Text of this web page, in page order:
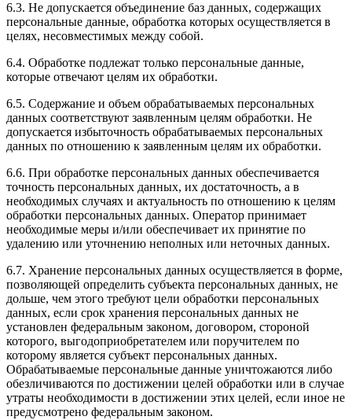
6.3. Не допускается объединение баз данных, содержащих
персональные данные, обработка которых осуществляется в
целях, несовместимых между собой.
6.4. Обработке подлежат только персональные данные,
которые отвечают целям их обработки.
6.5. Содержание и объем обрабатываемых персональных
данных соответствуют заявленным целям обработки. Не
допускается избыточность обрабатываемых персональных
данных по отношению к заявленным целям их обработки.
6.6. При обработке персональных данных обеспечивается
точность персональных данных, их достаточность, а в
необходимых случаях и актуальность по отношению к целям
обработки персональных данных. Оператор принимает
необходимые меры и/или обеспечивает их принятие по
удалению или уточнению неполных или неточных данных.
6.7. Хранение персональных данных осуществляется в форме,
позволяющей определить субъекта персональных данных, не
дольше, чем этого требуют цели обработки персональных
данных, если срок хранения персональных данных не
установлен федеральным законом, договором, стороной
которого, выгодоприобретателем или поручителем по
которому является субъект персональных данных.
Обрабатываемые персональные данные уничтожаются либо
обезличиваются по достижении целей обработки или в случае
утраты необходимости в достижении этих целей, если иное не
предусмотрено федеральным законом.